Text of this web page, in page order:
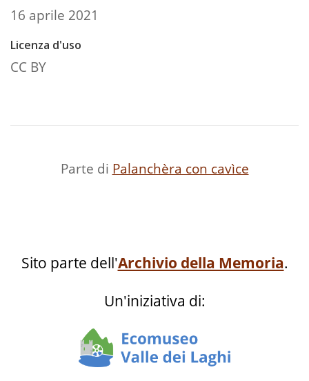
16 aprile 2021
Licenza d'uso
CC BY
Parte di Palanchèra con cavìce
Sito parte dell'Archivio della Memoria.
Un'iniziativa di: